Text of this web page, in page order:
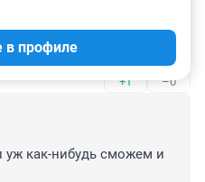
такую полезную для
+1 –0
в профиле
уж как-нибудь сможем и